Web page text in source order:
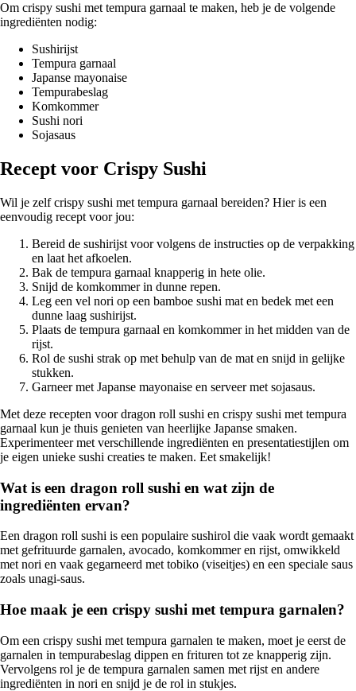
Om crispy sushi met tempura garnaal te maken, heb je de volgende
ingrediënten nodig:
Sushirijst
Tempura garnaal
Japanse mayonaise
Tempurabeslag
Komkommer
Sushi nori
Sojasaus
Recept voor Crispy Sushi
Wil je zelf crispy sushi met tempura garnaal bereiden? Hier is een
eenvoudig recept voor jou:
Bereid de sushirijst voor volgens de instructies op de verpakking
en laat het afkoelen.
Bak de tempura garnaal knapperig in hete olie.
Snijd de komkommer in dunne repen.
Leg een vel nori op een bamboe sushi mat en bedek met een
dunne laag sushirijst.
Plaats de tempura garnaal en komkommer in het midden van de
rijst.
Rol de sushi strak op met behulp van de mat en snijd in gelijke
stukken.
Garneer met Japanse mayonaise en serveer met sojasaus.
Met deze recepten voor dragon roll sushi en crispy sushi met tempura
garnaal kun je thuis genieten van heerlijke Japanse smaken.
Experimenteer met verschillende ingrediënten en presentatiestijlen om
je eigen unieke sushi creaties te maken. Eet smakelijk!
Wat is een dragon roll sushi en wat zijn de
ingrediënten ervan?
Een dragon roll sushi is een populaire sushirol die vaak wordt gemaakt
met gefrituurde garnalen, avocado, komkommer en rijst, omwikkeld
met nori en vaak gegarneerd met tobiko (viseitjes) en een speciale saus
zoals unagi-saus.
Hoe maak je een crispy sushi met tempura garnalen?
Om een crispy sushi met tempura garnalen te maken, moet je eerst de
garnalen in tempurabeslag dippen en frituren tot ze knapperig zijn.
Vervolgens rol je de tempura garnalen samen met rijst en andere
ingrediënten in nori en snijd je de rol in stukjes.